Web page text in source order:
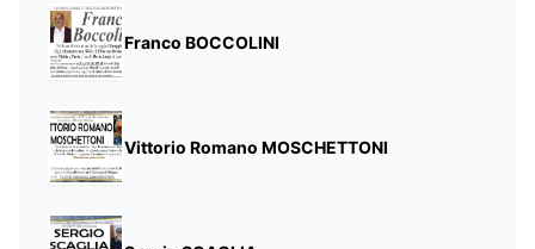
Franco BOCCOLINI
Vittorio Romano MOSCHETTONI